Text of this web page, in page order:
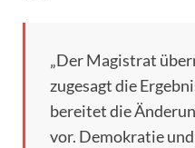
„Der Magistrat
zugesagt die
bereitet die
vor. Demokratie